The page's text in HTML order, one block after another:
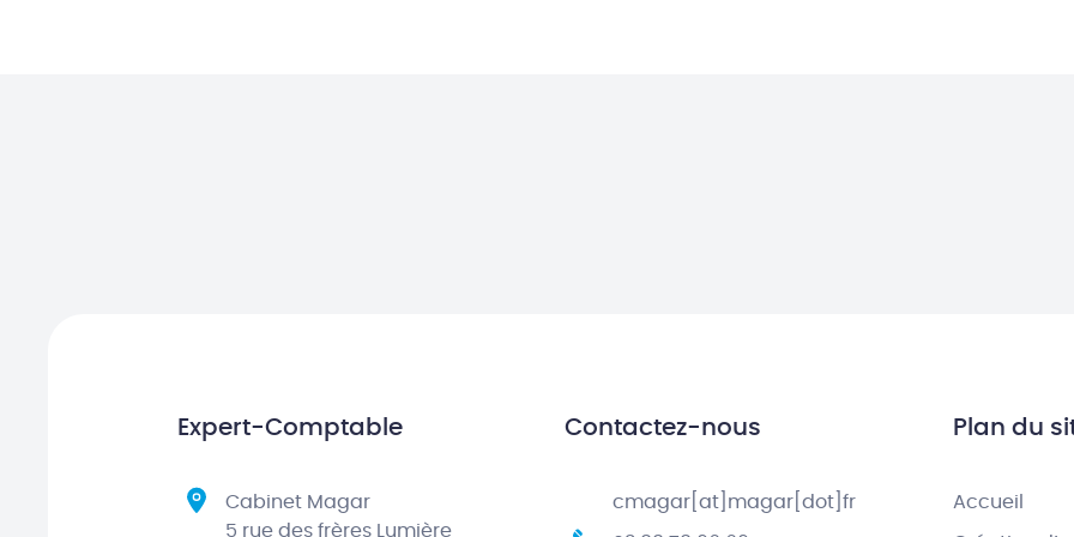
Expert-Comptable
Cabinet Magar
5 rue des frères Lumière
Contactez-nous
cmagar[at]magar[dot]fr
Plan du
Accueil